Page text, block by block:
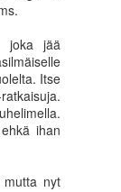
joka jää
Itse
ihan
mutta nyt
nähnytkään,
Toisin oli
troubles
sellaisista